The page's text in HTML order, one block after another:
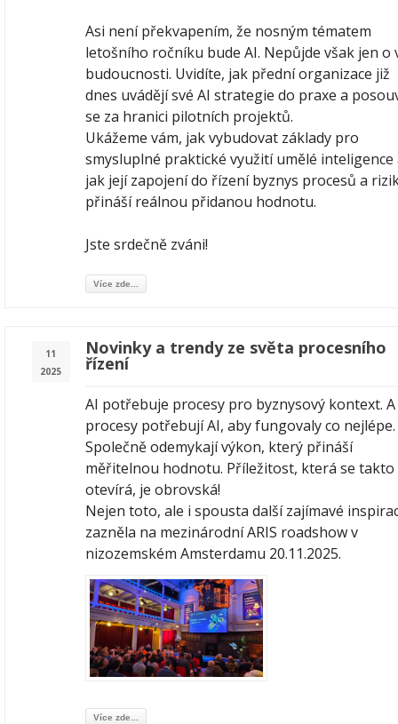
Asi není překvapením, že nosným tématem
letošního ročníku bude AI. Nepůjde však jen o
budoucnosti. Uvidíte, jak přední organizace již
dnes uvádějí své AI strategie do praxe a
se za hranici pilotních projektů.
Ukážeme vám, jak vybudovat základy pro
smysluplné praktické využití umělé inteligence
jak její zapojení do řízení byznys procesů a
přináší reálnou přidanou hodnotu.
Jste srdečně zváni!
Více zde...
11
2025
Novinky a trendy ze světa procesního
řízení
AI potřebuje procesy pro byznysový kontext. A
procesy potřebují AI, aby fungovaly co nejlépe.
Společně odemykají výkon, který přináší
měřitelnou hodnotu. Příležitost, která se takto
otevírá, je obrovská!
Nejen toto, ale i spousta další zajímavé
zazněla na mezinárodní ARIS roadshow v
nizozemském Amsterdamu 20.11.2025.
Více zde...